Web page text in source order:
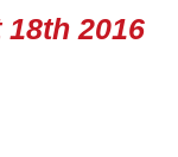
18th 2016